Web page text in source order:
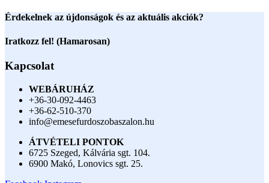
Érdekelnek az újdonságok és az aktuális akciók?
Iratkozz fel! (Hamarosan)
Kapcsolat
WEBÁRUHÁZ
+36-30-092-4463
+36-62-510-370
info@emesefurdoszobaszalon.hu
ÁTVÉTELI PONTOK
6725 Szeged, Kálvária sgt. 104.​
6900 Makó, Lonovics sgt. 25.